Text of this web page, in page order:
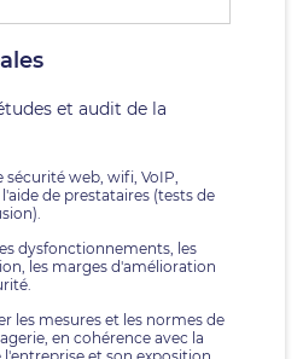
et audit de la
web, wifi, VoIP,
de prestataires (tests de
dysfonctionnements, les
les marges d'amélioration
les mesures et les normes de
en cohérence avec la